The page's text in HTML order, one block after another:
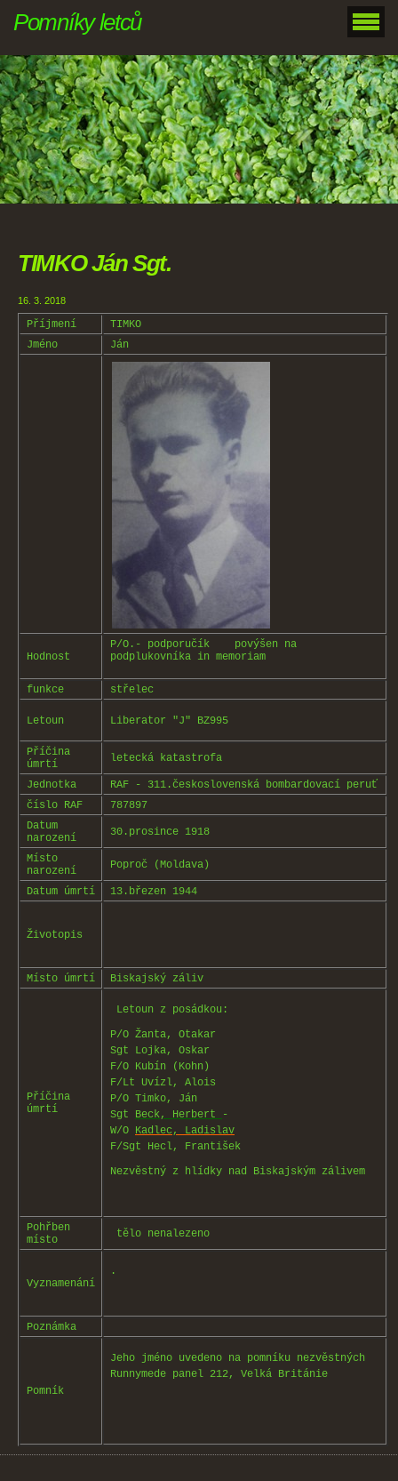
Pomníky letců
TIMKO Ján Sgt.
16. 3. 2018
Příjmení
TIMKO
Jméno
Ján
Hodnost
P/O.- podporučík povýšen na
podplukovníka in memoriam
funkce střelec
Letoun Liberator "J" BZ995
Příčina
úmrtí
letecká katastrofa
Jednotka
RAF - 311.československá bombardovací peruť
číslo RAF
787897
Datum
narození
30.prosince 1918
Místo
narození
Poproč (Moldava)
Datum úmrtí 13.březen 1944
Životopis
Místo úmrtí Biskajský záliv
Příčina
úmrtí
Letoun z posádkou:
P/O Žanta, Otakar
Sgt Lojka, Oskar
F/O Kubín (Kohn)
F/Lt Uvízl, Alois
P/O Timko, Ján
Sgt Beck, Herbert
-
W/O Kadlec, Ladislav
F/Sgt Hecl, František
Nezvěstný z hlídky nad Biskajským zálivem
Pohřben
místo
tělo nenalezeno
Vyznamenání
.
Poznámka
Pomník
Jeho jméno uvedeno na pomníku nezvěstných
Runnymede panel 212, Velká Británie